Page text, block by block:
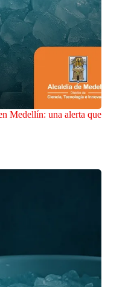
Medellín: una alerta que